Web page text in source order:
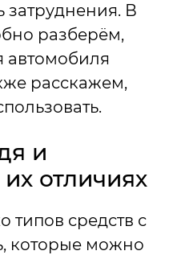
затруднения. В
разберём,
автомобиля
расскажем,
и
отличиях
типов средств с
которые можно